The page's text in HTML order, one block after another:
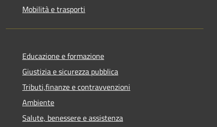
Mobilità e trasporti
Educazione e formazione
Giustizia e sicurezza pubblica
Tributi,finanze e contravvenzioni
Ambiente
Salute, benessere e assistenza